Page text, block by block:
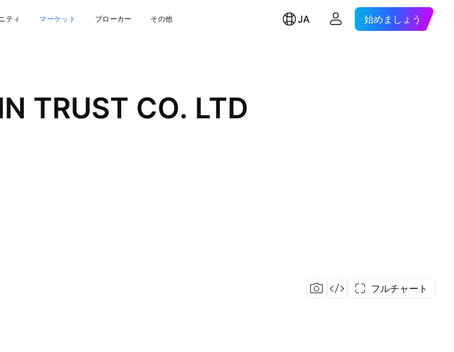
ティ マーケット ブローカー その他 JA 始めましょう
TRUST CO. LTD
フルチャート